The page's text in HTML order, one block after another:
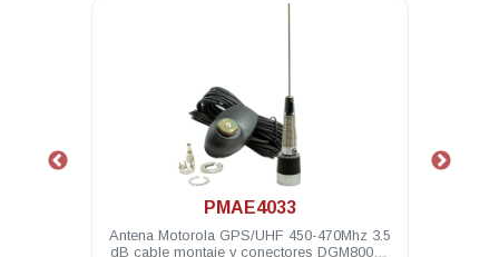
PMAE4033
Antena Motorola GPS/UHF 450-470Mhz 3.5
dB cable montaje y conectores DGM8000e